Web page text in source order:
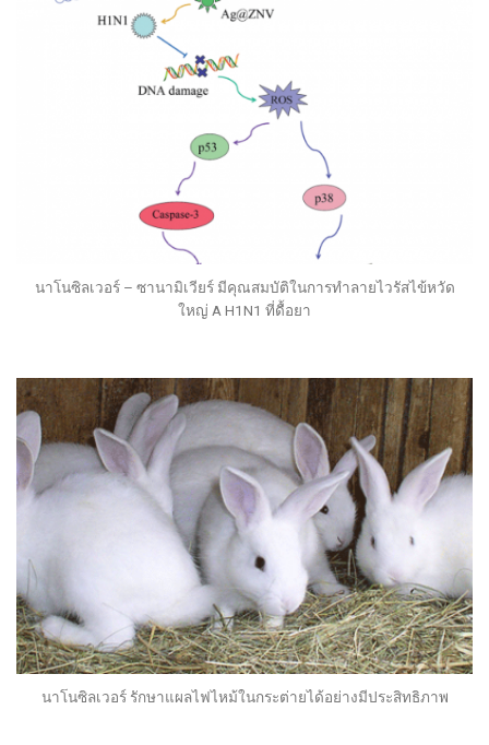
นาโนซิลเวอร์ – ซานามิเวียร์ มีคุณสมบัติในการทำลายไวรัสไข้หวัด
ใหญ่ A H1N1 ที่ดื้อยา
นาโนซิลเวอร์ รักษาแผลไฟไหม้ในกระต่ายได้อย่างมีประสิทธิภาพ